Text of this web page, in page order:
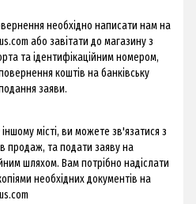
необхідно написати нам на
або завітати до магазину з
та ідентифікаційним номером,
коштів на банківську
заяви.
місті, ви можете зв'язатися з
продаж, та подати заяву на
шляхом. Вам потрібно надіслати
необхідних документів на